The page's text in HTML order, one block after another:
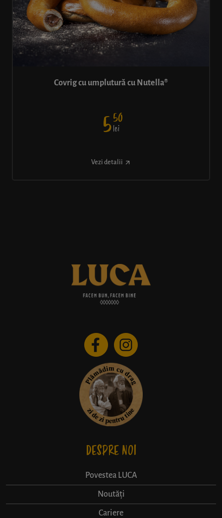
Covrig cu umplutură cu Nutella®
550
lei
Vezi detalii
DESPRE NOI
Povestea LUCA
Noutăți
Cariere